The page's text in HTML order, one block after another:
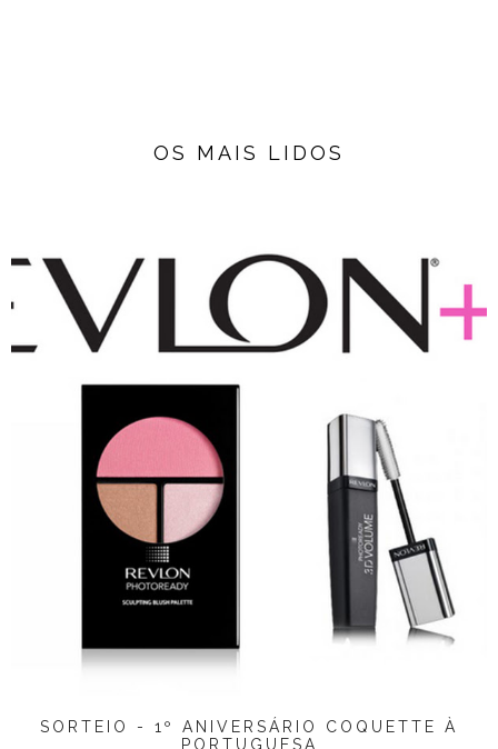
OS MAIS LIDOS
SORTEIO - 1º ANIVERSÁRIO COQUETTE À
PORTUGUESA